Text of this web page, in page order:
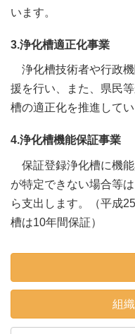
います。
3.浄化槽適正化事業
浄化槽技術者や行政
援を行い、また、県民
槽の適正化を推進してい
4.浄化槽機能保証事業
保証登録浄化槽に機
が特定できない場合等
ら支出します。（平成
槽は10年間保証）
組